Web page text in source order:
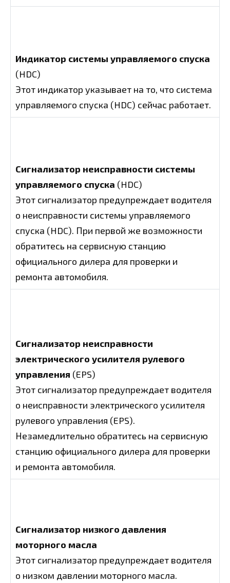
Индикатор системы управляемого спуска
(HDC)
Этот индикатор указывает на то, что система
управляемого спуска (HDC) сейчас работает.
Сигнализатор неисправности системы
управляемого спуска (HDC)
Этот сигнализатор предупреждает водителя
о неисправности системы управляемого
спуска (HDC). При первой же возможности
обратитесь на сервисную станцию
официального дилера для проверки и
ремонта автомобиля.
Сигнализатор неисправности
электрического усилителя рулевого
управления (EPS)
Этот сигнализатор предупреждает водителя
о неисправности электрического усилителя
рулевого управления (EPS).
Незамедлительно обратитесь на сервисную
станцию официального дилера для проверки
и ремонта автомобиля.
Сигнализатор низкого давления
моторного масла
Этот сигнализатор предупреждает водителя
о низком давлении моторного масла.